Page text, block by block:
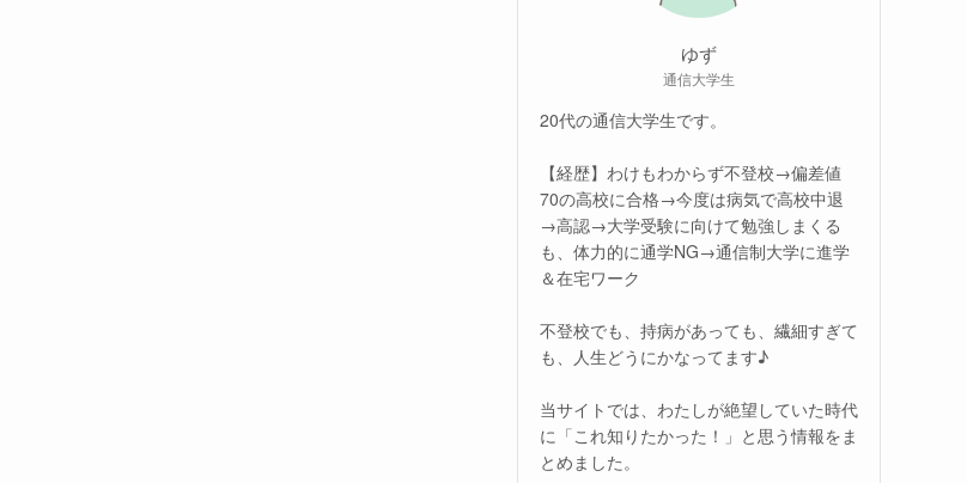
ゆず
通信大学生
20代の通信大学生です。
【経歴】わけもわからず不登校→偏差値
70の高校に合格→今度は病気で高校中退
→高認→大学受験に向けて勉強しまくる
も、体力的に通学NG→通信制大学に進学
＆在宅ワーク
不登校でも、持病があっても、繊細すぎて
も、人生どうにかなってます♪
当サイトでは、わたしが絶望していた時代
に「これ知りたかった！」と思う情報をま
とめました。